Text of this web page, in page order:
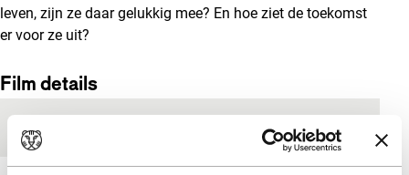
leven, zijn ze daar gelukkig mee? En hoe ziet de toekomst
er voor ze uit?
Film details
Productielanden